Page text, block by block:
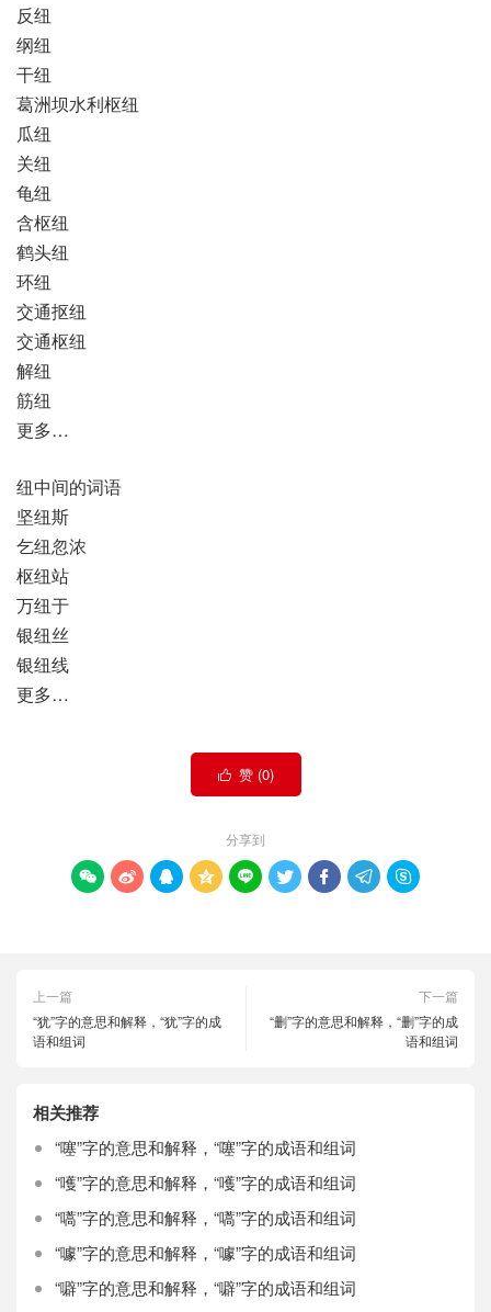
反纽
纲纽
干纽
葛洲坝水利枢纽
瓜纽
关纽
龟纽
含枢纽
鹤头纽
环纽
交通抠纽
交通枢纽
解纽
筋纽
更多…
纽中间的词语
坚纽斯
乞纽忽浓
枢纽站
万纽于
银纽丝
银纽线
更多…
 赞 (0)
分享到
        
上一篇
“犹”字的意思和解释，“犹”字的成
语和组词
下一篇
“删”字的意思和解释，“删”字的成
语和组词
相关推荐
“噻”字的意思和解释，“噻”字的成语和组词
“嚄”字的意思和解释，“嚄”字的成语和组词
“嚆”字的意思和解释，“嚆”字的成语和组词
“噱”字的意思和解释，“噱”字的成语和组词
“噼”字的意思和解释，“噼”字的成语和组词